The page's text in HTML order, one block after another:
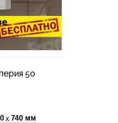
50
х 740 мм